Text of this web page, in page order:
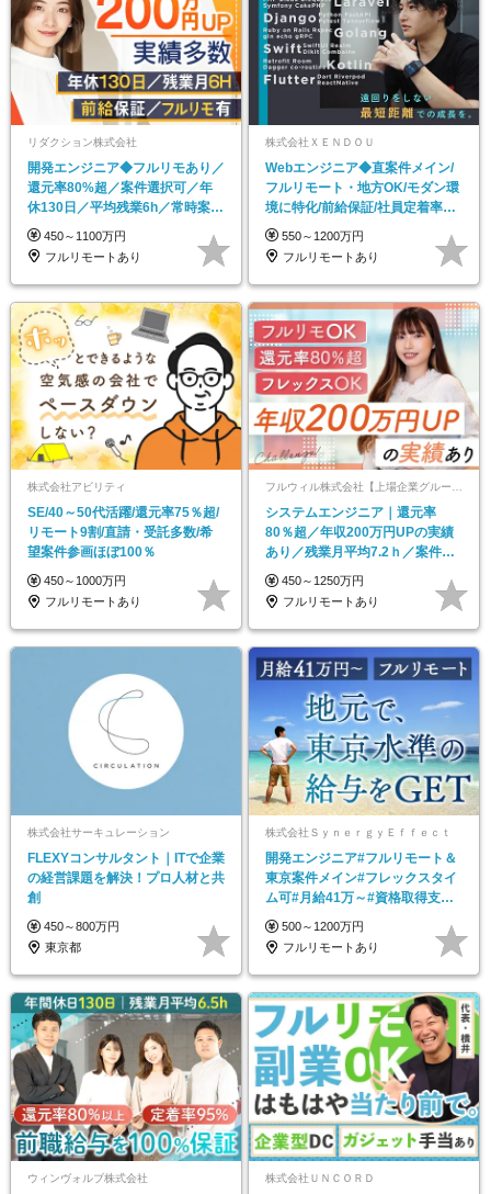
リダクション株式会社
開発エンジニア◆フルリモあり／
還元率80%超／案件選択可／年
休130日／平均残業6h／常時案件
2万件獲得中
450～1100万円
フルリモートあり
株式会社ＸＥＮＤＯＵ
Webエンジニア◆直案件メイン/
フルリモート・地方OK/モダン環
境に特化/前給保証/社員定着率
98％
550～1200万円
フルリモートあり
株式会社アビリティ
SE/40～50代活躍/還元率75％超/
リモート9割/直請・受託多数/希
望案件参画ほぼ100％
450～1000万円
フルリモートあり
フルウィル株式会社【上場企業グループ】
システムエンジニア｜還元率
80％超／年収200万円UPの実績
あり／残業月平均7.2ｈ／案件選
択制（常時2万件）
450～1250万円
フルリモートあり
株式会社サーキュレーション
FLEXYコンサルタント｜ITで企業
の経営課題を解決！プロ人材と共
創
450～800万円
東京都
株式会社ＳｙｎｅｒｇｙＥｆｆｅｃｔ
開発エンジニア#フルリモート＆
東京案件メイン#フレックスタイ
ム可#月給41万～#資格取得支援#
育児中の社員活躍
500～1200万円
フルリモートあり
ウィンヴォルブ株式会社 株式会社ＵＮＣＯＲＤ